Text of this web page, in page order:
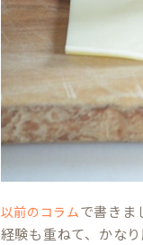
以前のコラムで書きま
経験も重ねて、かな